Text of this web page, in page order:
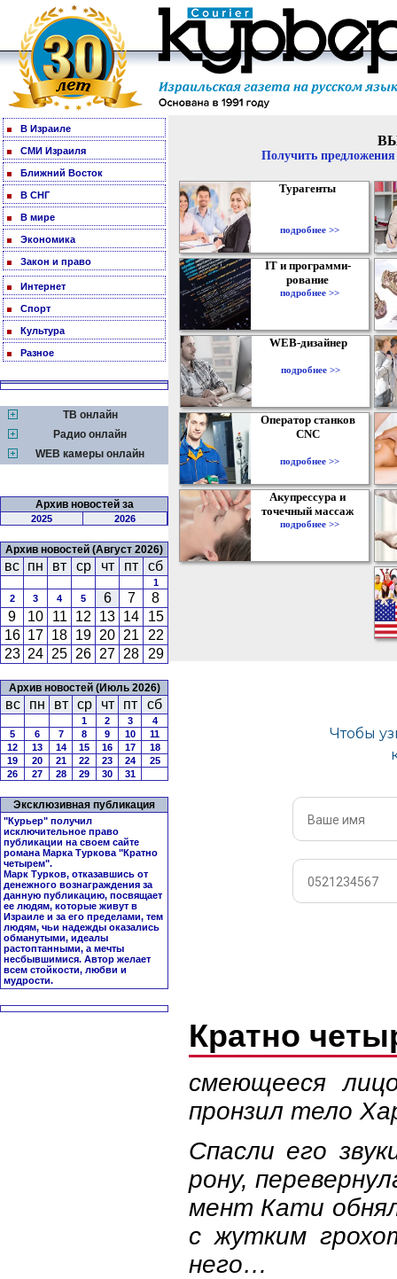
В Израиле
СМИ Израиля
Ближний Восток
В СНГ
В мире
Экономика
Закон и право
Интернет
Спорт
Культура
Разное
ТВ онлайн
Радио онлайн
WEB камеры онлайн
Архив новостей за
2025 2026
Архив новостей (Август 2026)
вс пн вт ср чт пт сб
1
2
3 4 5 6 7
8
9
10 11 12 13 14
15
16 17 18 19 20 21
22
23 24 25 26 27 28 29
Архив новостей (Июль 2026)
вс пн вт ср чт пт сб
1 2 3
4
5
6 7 8 9 10
11
12
13 14 15 16 17
18
19
20 21 22 23 24
25
26
27 28 29 30 31
Эксклюзивная публикация
"Курьер" получил
исключительное право
публикации на своем сайте
романа Марка Туркова "Кратно
четырем".
Марк Турков, отказавшись от
денежного вознаграждения за
данную публикацию, посвящает
ее людям, которые живут в
Израиле и за его пределами, тем
людям, чьи надежды оказались
обманутыми, идеалы
растоптанными, а мечты
несбывшимися. Автор желает
всем стойкости, любви и
мудрости.
Получить
Турагенты
подробнее >>
IT и программи-
рование
подробнее >>
WEB-дизайнер
подробнее >>
Оператор станков
CNC
подробнее >>
Акупрессура и
точечный массаж
подробнее >>
Кратно
смеющееся
пронзил тело
Спасли его
рону,
мент Кати
с жутким
него…